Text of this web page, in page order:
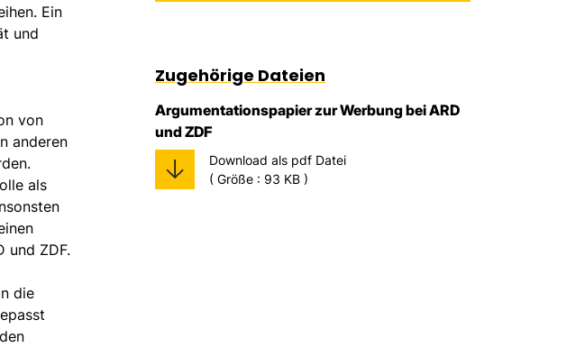
Ein
und
von
anderen
als
und ZDF.
die
Zugehörige Dateien
Argumentationspapier zur Werbung bei ARD
und ZDF
Download als pdf Datei
( Größe : 93 KB )